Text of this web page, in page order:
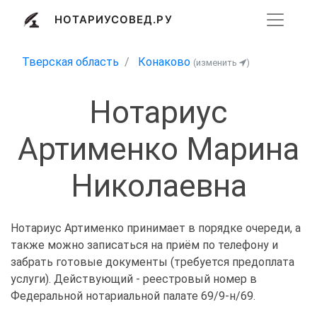
НОТАРИУСОВЕД.РУ
Тверская область Конаково (изменить )
Нотариус
Артименко Марина
Николаевна
Нотариус Артименко принимает в порядке очереди, а
также можно записаться на приём по телефону и
забрать готовые документы (требуется предоплата
услуги). Действующий - реестровый номер в
Федеральной нотариальной палате 69/9-н/69.